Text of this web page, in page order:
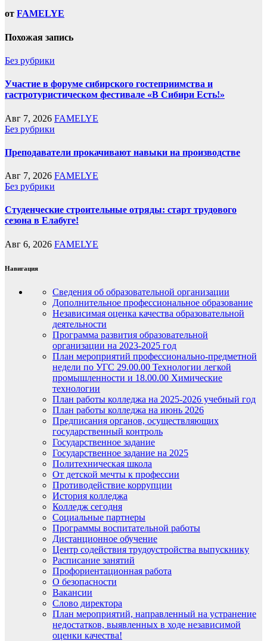
от FAMELYE
Похожая запись
Без рубрики
Участие в форуме сибирского гостеприимства и
гастротуристическом фестивале «В Сибири Есть!»
Авг 7, 2026 FAMELYE
Без рубрики
Преподаватели прокачивают навыки на производстве
Авг 7, 2026 FAMELYE
Без рубрики
Студенческие строительные отряды: старт трудового
сезона в Елабуге!
Авг 6, 2026 FAMELYE
Навигация
Сведения об образовательной организации
Дополнительное профессиональное образование
Независимая оценка качества образовательной
деятельности
Программа развития образовательной
организации на 2023-2025 год
План мероприятий профессионально-предметной
недели по УГС 29.00.00 Технологии легкой
промышленности и 18.00.00 Химические
технологии
План работы колледжа на 2025-2026 учебный год
План работы колледжа на июнь 2026
Предписания органов, осуществляющих
государственный контроль
Государственное задание
Государственное задание на 2025
Политехническая школа
От детской мечты к профессии
Противодействие коррупции
История колледжа
Колледж сегодня
Социальные партнеры
Программы воспитательной работы
Дистанционное обучение
Центр содействия трудоустройства выпускнику
Расписание занятий
Профориентационная работа
О безопасности
Вакансии
Слово директора
План мероприятий, направленный на устранение
недостатков, выявленных в ходе независимой
оценки качества!